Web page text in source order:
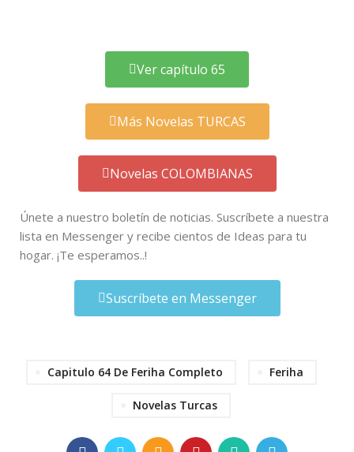
Ver capítulo 65
Más Novelas TURCAS
Novelas COLOMBIANAS
Únete a nuestro boletín de noticias. Suscríbete a nuestra
lista en Messenger y recibe cientos de Ideas para tu
hogar. ¡Te esperamos..!
Suscríbete en Messenger
Capitulo 64 De Feriha Completo Feriha
Novelas Turcas